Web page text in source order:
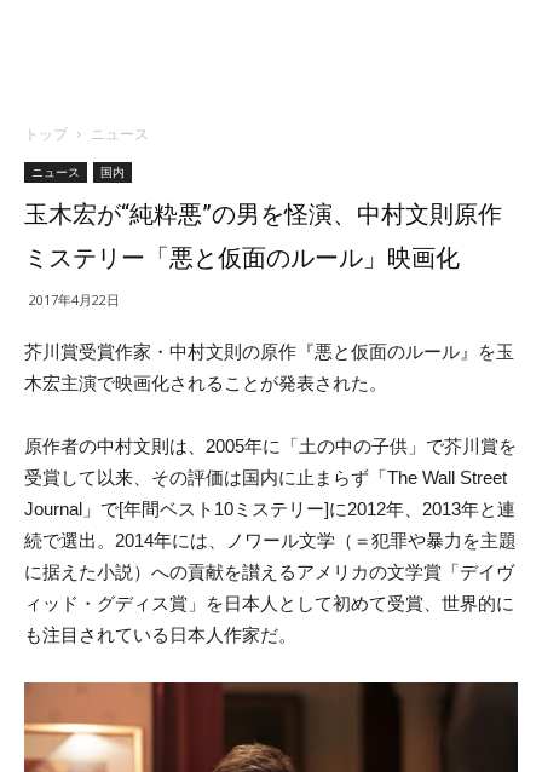
トップ ニュース
ニュース 国内
玉木宏が“純粋悪”の男を怪演、中村文則原作
ミステリー「悪と仮面のルール」映画化
2017年4月22日
芥川賞受賞作家・中村文則の原作『悪と仮面のルール』を玉
木宏主演で映画化されることが発表された。
原作者の中村文則は、2005年に「土の中の子供」で芥川賞を
受賞して以来、その評価は国内に止まらず「The Wall Street
Journal」で[年間ベスト10ミステリー]に2012年、2013年と連
続で選出。2014年には、ノワール文学（＝犯罪や暴力を主題
に据えた小説）への貢献を讃えるアメリカの文学賞「デイヴ
ィッド・グディス賞」を日本人として初めて受賞、世界的に
も注目されている日本人作家だ。